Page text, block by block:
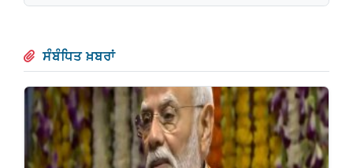
ਸੰਬੰਧਿਤ ਖ਼ਬਰਾਂ